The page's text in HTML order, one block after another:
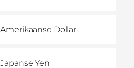
Amerikaanse Dollar
Japanse Yen